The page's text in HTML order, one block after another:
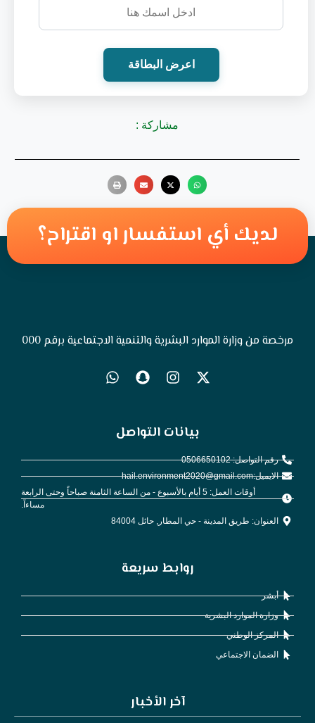
اعرض البطاقة
مشاركة :
لديك أي استفسار او اقتراح؟
مرخصة من وزارة الموارد البشرية والتنمية الاجتماعية برقم 000
بيانات التواصل
رقم التواصل: 0506650102
الايميل:hail.environment2020@gmail.com
أوقات العمل: 5 أيام بالأسبوع - من الساعة الثامنة صباحاً وحتى الرابعة
مساءاً.
العنوان: طريق المدينة - حي المطار, حائل 84004
روابط سريعة
أبشر
وزارة الموارد البشرية
المركز الوطني
الضمان الاجتماعي
آخر الأخبار